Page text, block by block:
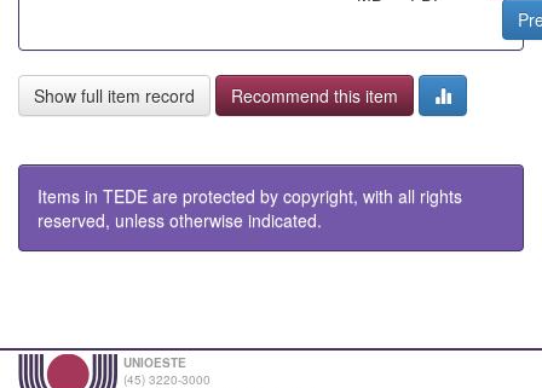
Show full item record Recommend this item
Items in TEDE are protected by copyright, with all rights
reserved, unless otherwise indicated.
UNIOESTE
(45) 3220-3000